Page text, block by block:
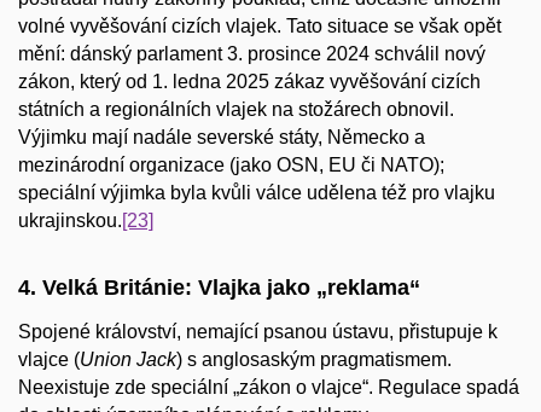
volné vyvěšování cizích vlajek. Tato situace se však opět
mění: dánský parlament 3. prosince 2024 schválil nový
zákon, který od 1. ledna 2025 zákaz vyvěšování cizích
státních a regionálních vlajek na stožárech obnovil.
Výjimku mají nadále severské státy, Německo a
mezinárodní organizace (jako OSN, EU či NATO);
speciální výjimka byla kvůli válce udělena též pro vlajku
ukrajinskou.[23]
4. Velká Británie: Vlajka jako „reklama“
Spojené království, nemající psanou ústavu, přistupuje k
vlajce (Union Jack) s anglosaským pragmatismem.
Neexistuje zde speciální „zákon o vlajce“. Regulace spadá